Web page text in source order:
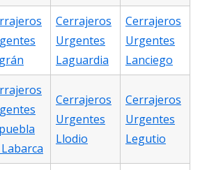
Cerrajeros
Urgentes
Laguardia
Cerrajeros
Urgentes
Lanciego
Cerrajeros
Urgentes
Llodio
Cerrajeros
Urgentes
Legutio